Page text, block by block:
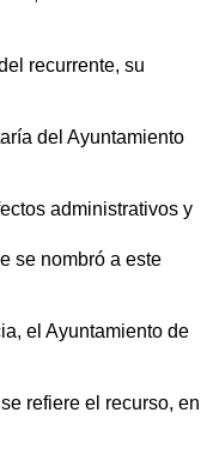
recurrente, su
del Ayuntamiento
administrativos y
se nombró a este
el Ayuntamiento de
refiere el recurso, en